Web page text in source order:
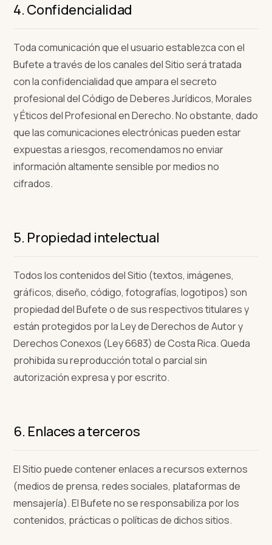
4. Confidencialidad
Toda comunicación que el usuario establezca con el
Bufete a través de los canales del Sitio será tratada
con la confidencialidad que ampara el secreto
profesional del Código de Deberes Jurídicos, Morales
y Éticos del Profesional en Derecho. No obstante, dado
que las comunicaciones electrónicas pueden estar
expuestas a riesgos, recomendamos no enviar
información altamente sensible por medios no
cifrados.
5. Propiedad intelectual
Todos los contenidos del Sitio (textos, imágenes,
gráficos, diseño, código, fotografías, logotipos) son
propiedad del Bufete o de sus respectivos titulares y
están protegidos por la Ley de Derechos de Autor y
Derechos Conexos (Ley 6683) de Costa Rica. Queda
prohibida su reproducción total o parcial sin
autorización expresa y por escrito.
6. Enlaces a terceros
El Sitio puede contener enlaces a recursos externos
(medios de prensa, redes sociales, plataformas de
mensajería). El Bufete no se responsabiliza por los
contenidos, prácticas o políticas de dichos sitios.